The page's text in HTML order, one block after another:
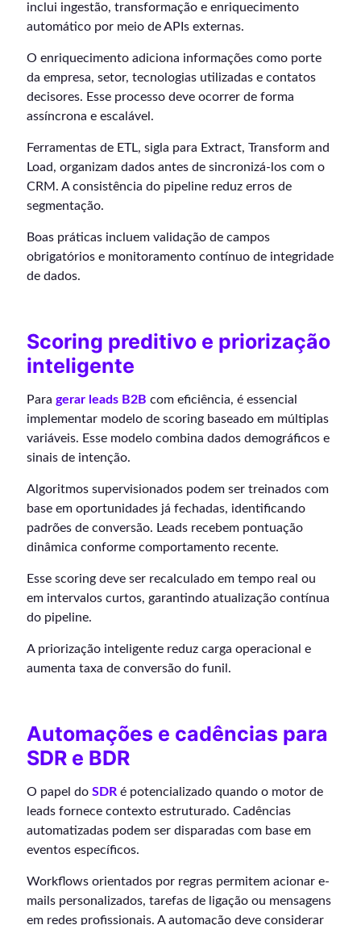
inclui ingestão, transformação e enriquecimento
automático por meio de APIs externas.
O enriquecimento adiciona informações como porte
da empresa, setor, tecnologias utilizadas e contatos
decisores. Esse processo deve ocorrer de forma
assíncrona e escalável.
Ferramentas de ETL, sigla para Extract, Transform and
Load, organizam dados antes de sincronizá-los com o
CRM. A consistência do pipeline reduz erros de
segmentação.
Boas práticas incluem validação de campos
obrigatórios e monitoramento contínuo de integridade
de dados.
Scoring preditivo e priorização
inteligente
Para gerar leads B2B com eficiência, é essencial
implementar modelo de scoring baseado em múltiplas
variáveis. Esse modelo combina dados demográficos e
sinais de intenção.
Algoritmos supervisionados podem ser treinados com
base em oportunidades já fechadas, identificando
padrões de conversão. Leads recebem pontuação
dinâmica conforme comportamento recente.
Esse scoring deve ser recalculado em tempo real ou
em intervalos curtos, garantindo atualização contínua
do pipeline.
A priorização inteligente reduz carga operacional e
aumenta taxa de conversão do funil.
Automações e cadências para
SDR e BDR
O papel do SDR é potencializado quando o motor de
leads fornece contexto estruturado. Cadências
automatizadas podem ser disparadas com base em
eventos específicos.
Workflows orientados por regras permitem acionar e-
mails personalizados, tarefas de ligação ou mensagens
em redes profissionais. A automação deve considerar